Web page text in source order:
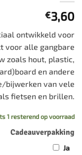
€3,60
ontwikkeld voor
voor alle gangbare
zoals hout, plastic,
en andere
bijwerken van vele
fietsen en brillen.
1 resterend op voorraad
Cadeauverpakking
Ja